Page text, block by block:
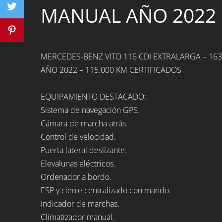
MANUAL AÑO 2022
MERCEDES-BENZ VITO 116 CDI EXTRALARGA –
AÑO 2022 – 115.000 KM CERTIFICADOS
EQUIPAMIENTO DESTACADO:
Sistema de navegación GPS.
Cámara de marcha atrás.
Control de velocidad.
Puerta lateral deslizante.
Elevalunas eléctricos.
Ordenador a bordo.
ESP y cierre centralizado con mando.
Indicador de marchas.
Climatizador manual.